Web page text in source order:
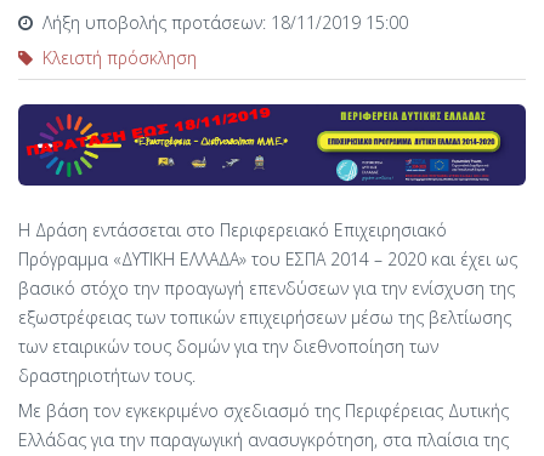
Λήξη υποβολής προτάσεων: 18/11/2019 15:00
Κλειστή πρόσκληση
Η Δράση εντάσσεται στο Περιφερειακό Επιχειρησιακό
Πρόγραμμα «ΔΥΤΙΚΗ ΕΛΛΑΔΑ» του ΕΣΠΑ 2014 – 2020 και έχει ως
βασικό στόχο την προαγωγή επενδύσεων για την ενίσχυση της
εξωστρέφειας των τοπικών επιχειρήσεων μέσω της βελτίωσης
των εταιρικών τους δομών για την διεθνοποίηση των
δραστηριοτήτων τους.
Με βάση τον εγκεκριμένο σχεδιασμό της Περιφέρειας Δυτικής
Ελλάδας για την παραγωγική ανασυγκρότηση, στα πλαίσια της